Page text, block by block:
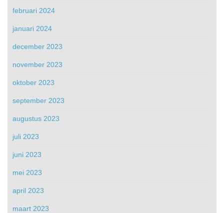
februari 2024
januari 2024
december 2023
november 2023
oktober 2023
september 2023
augustus 2023
juli 2023
juni 2023
mei 2023
april 2023
maart 2023